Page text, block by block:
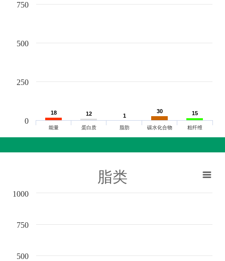
18
18 12
12 1
1
30
30 15
15
能量 蛋白质 脂肪 碳水化合物 粗纤维
0
250
500
750
脂类
500
750
1000